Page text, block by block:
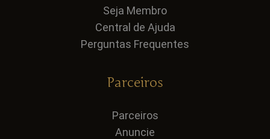
Seja Membro
Central de Ajuda
Perguntas Frequentes
Parceiros
Parceiros
Anuncie